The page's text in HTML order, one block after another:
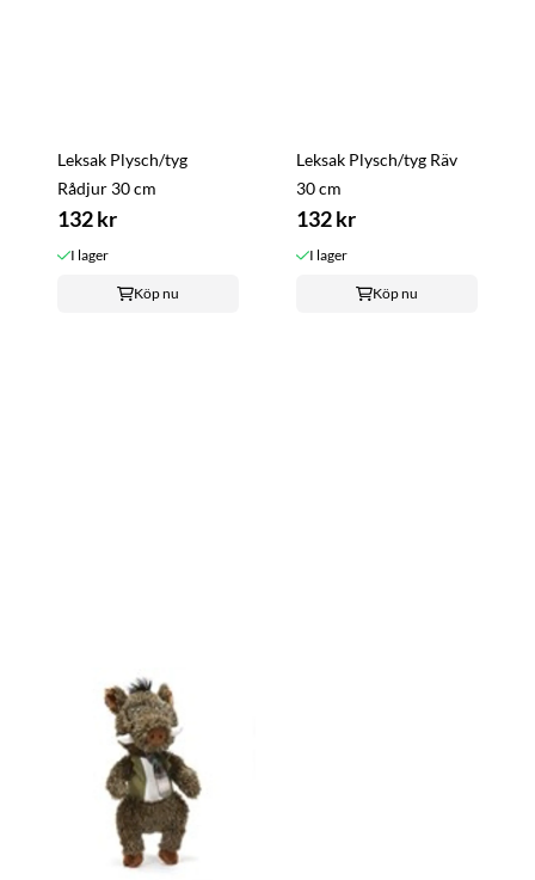
Leksak Plysch/tyg
Rådjur 30 cm
132 kr
I lager
Köp nu
Leksak Plysch/tyg Räv
30 cm
132 kr
I lager
Köp nu